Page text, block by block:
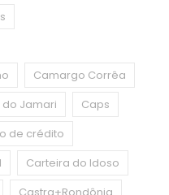
Camargo Corrêa
Jamari
Caps
de crédito
Carteira do Idoso